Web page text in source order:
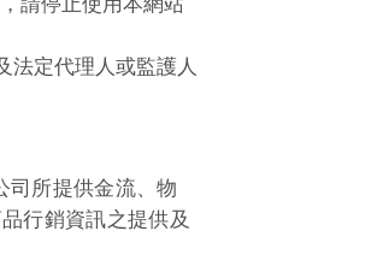
法定代理人或監護人
司所提供金流、物
行銷資訊之提供及